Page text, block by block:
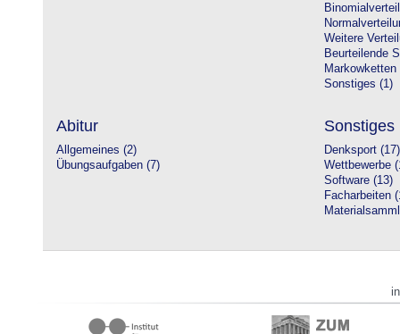
Weitere
Beurteilende
Markowketten
Sonstiges (1)
Abitur
Allgemeines (2)
Übungsaufgaben (7)
Sonstiges
Denksport (17)
Wettbewerbe
Software (13)
Facharbeiten